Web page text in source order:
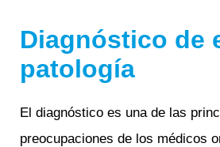
Diagnóstico de
patología
El diagnóstico es una de las
preocupaciones de los médicos